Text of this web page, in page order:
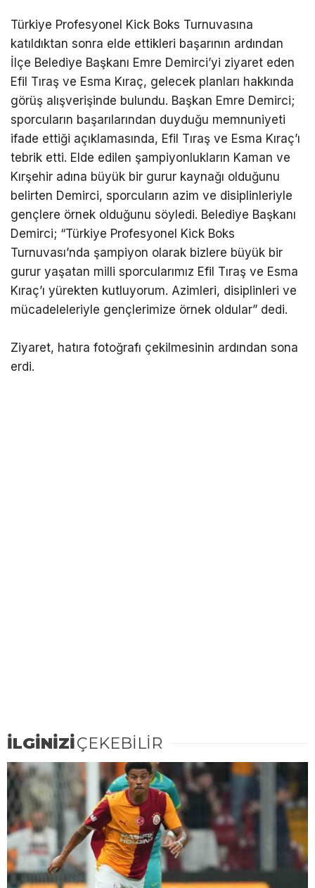
Türkiye Profesyonel Kick Boks Turnuvasına
katıldıktan sonra elde ettikleri başarının ardından
İlçe Belediye Başkanı Emre Demirci’yi ziyaret eden
Efil Tıraş ve Esma Kıraç, gelecek planları hakkında
görüş alışverişinde bulundu. Başkan Emre Demirci;
sporcuların başarılarından duyduğu memnuniyeti
ifade ettiği açıklamasında, Efil Tıraş ve Esma Kıraç’ı
tebrik etti. Elde edilen şampiyonlukların Kaman ve
Kırşehir adına büyük bir gurur kaynağı olduğunu
belirten Demirci, sporcuların azim ve disiplinleriyle
gençlere örnek olduğunu söyledi. Belediye Başkanı
Demirci; “Türkiye Profesyonel Kick Boks
Turnuvası’nda şampiyon olarak bizlere büyük bir
gurur yaşatan milli sporcularımız Efil Tıraş ve Esma
Kıraç’ı yürekten kutluyorum. Azimleri, disiplinleri ve
mücadeleleriyle gençlerimize örnek oldular” dedi.
Ziyaret, hatıra fotoğrafı çekilmesinin ardından sona
erdi.
İLGİNİZİÇEKEBİLİR